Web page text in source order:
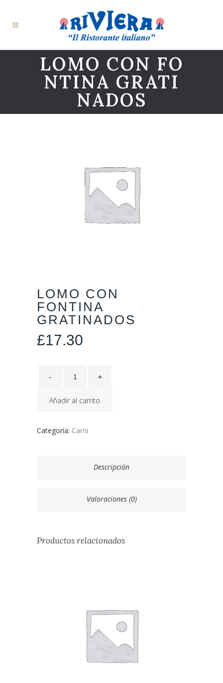
LOMO CON FO
NTINA GRATI
NADOS
LOMO CON
FONTINA
GRATINADOS
£17.30
Añadir al carrito
Categoría: Carni
Descripción
Valoraciones (0)
Productos relacionados